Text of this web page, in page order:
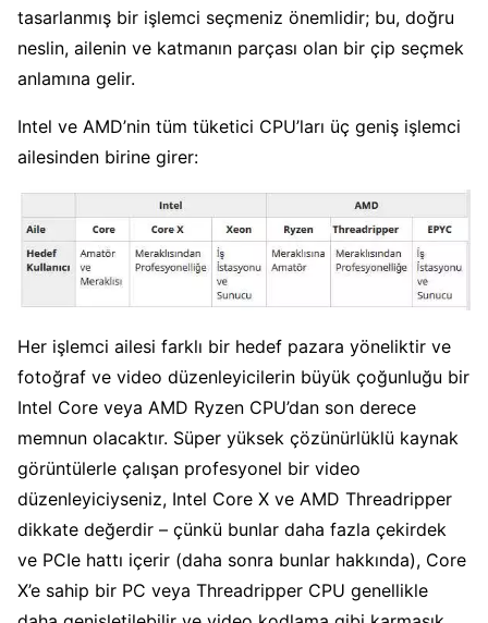
tasarlanmış bir işlemci seçmeniz önemlidir; bu, doğru
neslin, ailenin ve katmanın parçası olan bir çip seçmek
anlamına gelir.
Intel ve AMD’nin tüm tüketici CPU’ları üç geniş işlemci
ailesinden birine girer:
Her işlemci ailesi farklı bir hedef pazara yöneliktir ve
fotoğraf ve video düzenleyicilerin büyük çoğunluğu bir
Intel Core veya AMD Ryzen CPU’dan son derece
memnun olacaktır. Süper yüksek çözünürlüklü kaynak
görüntülerle çalışan profesyonel bir video
düzenleyiciyseniz, Intel Core X ve AMD Threadripper
dikkate değerdir – çünkü bunlar daha fazla çekirdek
ve PCIe hattı içerir (daha sonra bunlar hakkında), Core
X’e sahip bir PC veya Threadripper CPU genellikle